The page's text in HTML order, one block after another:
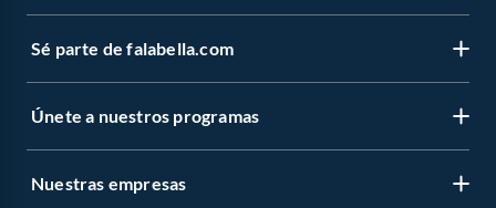
Sé parte de falabella.com
Únete a nuestros programas
Nuestras empresas